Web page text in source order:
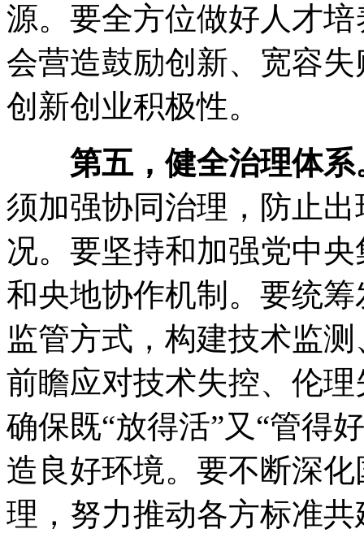
源。要全方位做好人才
会营造鼓励创新、宽容
创新创业积极性。
第五，健全治理体系
须加强协同治理，防止
况。要坚持和加强党中
和央地协作机制。要统
监管方式，构建技术监
前瞻应对技术失控、伦
确保既“放得活”又“管得
造良好环境。要不断深
理，努力推动各方标准